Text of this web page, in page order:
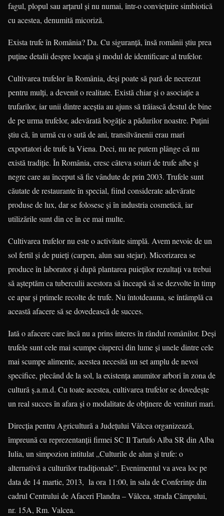
fagul, plopul sau arţarul şi nu numai, într-o convieţuire simbiotică
cu acestea, denumită micoriză.
Exista trufe în România? Da. Cu siguranţă, însă românii ştiu prea
puţine detalii despre locaţia şi modul de identificare al trufelor.
Cultivarea trufelor în România, deşi poate să pară de necrezut
pentru mulţi, a devenit o realitate. Există chiar şi o asociaţie a
trufarilor, iar unii dintre aceştia au ajuns să trăiască destul de bine
de pe urma trufelor, adevărată bogăţie a pădurilor noastre. Puţini
ştiu că, în urmă cu o sută de ani, transilvănenii erau mari
exportatori de trufe la Viena. Deci, nu ne putem plânge că nu
există tradiţie. În România, cresc câte­va soiuri de trufe albe şi
negre care au început să fie vândute de prin 2003. Trufele sunt
căutate de restaurante în special, fiind considerate adevărate
produse de lux, dar se folosesc şi în industria cosmetică, iar
utilizările sunt din ce în ce mai multe.
Cultivarea trufelor nu este o activitate simplă. Avem nevoie de un
sol fertil şi de puieţi (carpen, alun sau stejar). Micorizarea se
produce în laborator şi după plantarea puieţilor rezultaţi va trebui
să aşteptăm ca tuberculii acestora să înceapă să se dezvolte în timp
ce apar şi primele recolte de trufe. Nu întotdeauna, se întâmplă ca
această afacere să se dovedească de succes.
Iată o afacere care încă nu a prins interes în rândul românilor. Deşi
trufele sunt cele mai scumpe ciuperci din lume şi unele dintre cele
mai scumpe alimente, acestea necesită un set amplu de nevoi
specifice, plecând de la sol, la existenţa anumitor arbori în zona de
cultură ş.a.m.d. Cu toate acestea, cultivarea trufelor se dovedeşte
un real succes în afara şi o modalitate de obţinere de venituri mari.
Direcţia pentru Agricultură a Judeţului Vâlcea organizează,
împreună cu reprezentanţii firmei SC Il Tartufo Alba SR din Alba
Iulia, un simpozion intitulat „Culturile de alun şi trufe: o
alternativă a culturilor tradiţionale”. Evenimentul va avea loc pe
data de 14 martie, 2013, la ora 11:00, în sala de Conferinţe din
cadrul Centrului de Afaceri Flandra – Vâlcea, strada Câmpului,
nr. 15A, Rm. Valcea.